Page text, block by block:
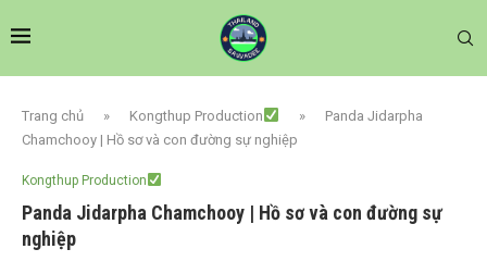
Trang chủ » Kongthup Production »
Panda Jidarpha
Chamchooy | Hồ sơ và con đường sự nghiệp
Kongthup Production
Panda Jidarpha Chamchooy | Hồ sơ và con đường sự
nghiệp